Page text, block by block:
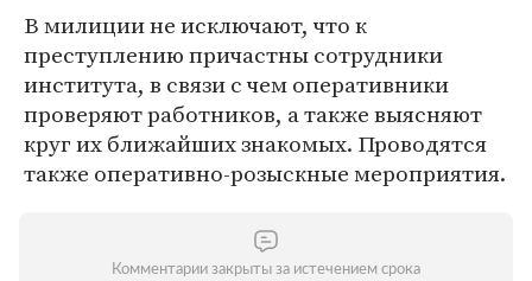
В милиции не исключают, что к
преступлению причастны сотрудники
института, в связи с чем оперативники
проверяют работников, а также выясняют
круг их ближайших знакомых. Проводятся
также оперативно-розыскные мероприятия.
Комментарии закрыты за истечением срока